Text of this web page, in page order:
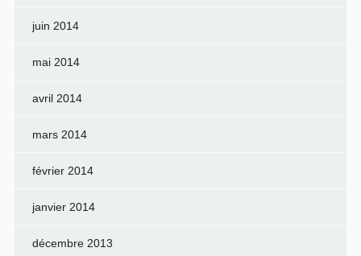
juin 2014
mai 2014
avril 2014
mars 2014
février 2014
janvier 2014
décembre 2013